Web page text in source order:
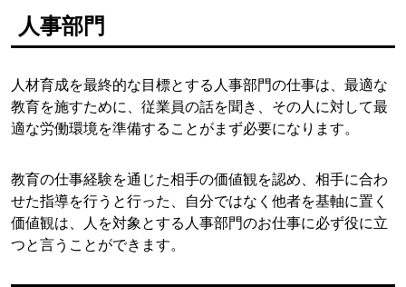
人事部門
人材育成を最終的な目標とする人事部門の仕事は、最適な
教育を施すために、従業員の話を聞き、その人に対して最
適な労働環境を準備することがまず必要になります。
教育の仕事経験を通じた相手の価値観を認め、相手に合わ
せた指導を行うと行った、自分ではなく他者を基軸に置く
価値観は、人を対象とする人事部門のお仕事に必ず役に立
つと言うことができます。